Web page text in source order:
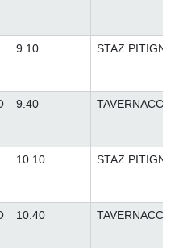
9.10
9.40 TAVERNACCE
10.10
10.40 TAVERNACCE